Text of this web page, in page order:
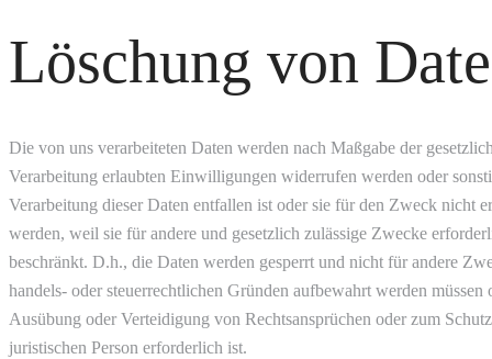
Löschung von
Die von uns verarbeiteten Daten werden nach Maßgabe der
Verarbeitung erlaubten Einwilligungen widerrufen werden oder
Verarbeitung dieser Daten entfallen ist oder sie für den Zweck nicht
werden, weil sie für andere und gesetzlich zulässige Zwecke
beschränkt. D.h., die Daten werden gesperrt und nicht für andere
handels- oder steuerrechtlichen Gründen aufbewahrt werden
Ausübung oder Verteidigung von Rechtsansprüchen oder zum
juristischen Person erforderlich ist.